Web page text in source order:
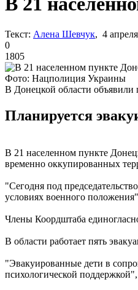
Текст: Алена Шевчук, 4
0
1805
Фото: Нацполиция Украины
В Донецкой области объявили
Планируется
В 21 населенном пункте
временно оккупированных
"Сегодня под
условиях военного
Члены Коордштаба
В области работает пять
"Эвакуированные дети в
психологической